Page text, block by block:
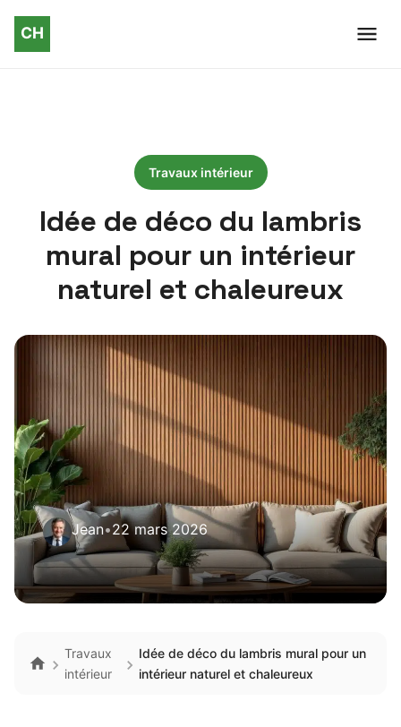
Travaux intérieur
Idée de déco du lambris
mural pour un intérieur
naturel et chaleureux
Jean•22 mars 2026
Travaux
intérieur
Idée de déco du lambris mural pour un
intérieur naturel et chaleureux